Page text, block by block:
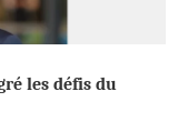
les défis du